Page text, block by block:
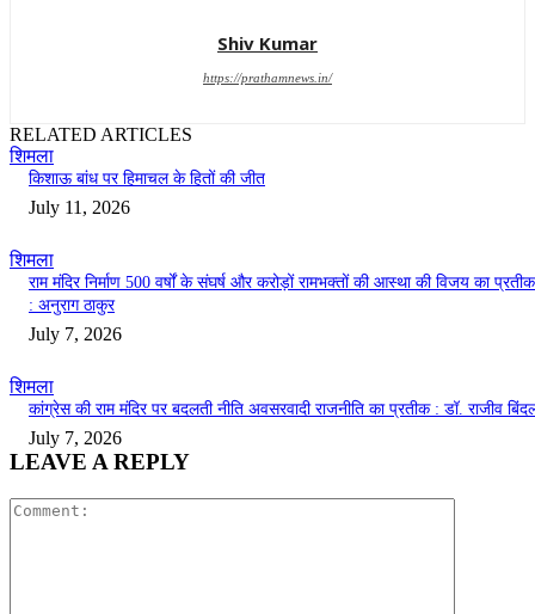
Shiv Kumar
https://prathamnews.in/
RELATED ARTICLES
शिमला
किशाऊ बांध पर हिमाचल के हितों की जीत
July 11, 2026
शिमला
राम मंदिर निर्माण 500 वर्षों के संघर्ष और करोड़ों रामभक्तों की आस्था की विजय का प्रतीक
: अनुराग ठाकुर
July 7, 2026
शिमला
कांग्रेस की राम मंदिर पर बदलती नीति अवसरवादी राजनीति का प्रतीक : डॉ. राजीव
July 7, 2026
LEAVE A REPLY